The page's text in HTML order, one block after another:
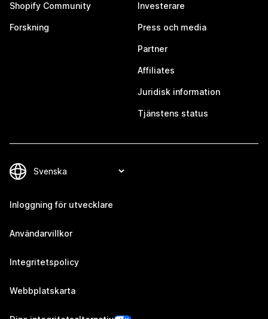
Shopify Community
Forskning
Investerare
Press och media
Partner
Affiliates
Juridisk information
Tjänstens status
Inloggning för utvecklare
Användarvillkor
Integritetspolicy
Webbplatskarta